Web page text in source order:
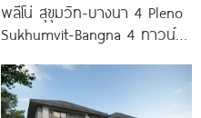
พลีโน่ สุขุมวิท-บางนา 4 Pleno
Sukhumvit-Bangna 4 ทาวน์
MEGA บางนา